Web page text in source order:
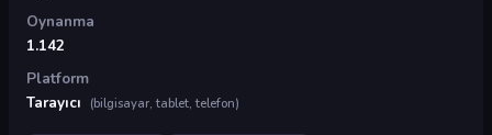
Oynanma
1.142
Platform
Tarayıcı
(bilgisayar, tablet, telefon)